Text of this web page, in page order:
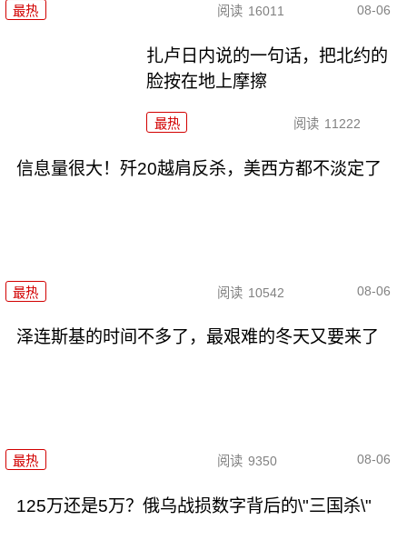
最热 阅读 16011 08-06
扎卢日内说的一句话，把北约的
脸按在地上摩擦
最热 阅读 11222
信息量很大！歼20越肩反杀，美西方都不淡定了
最热 阅读 10542 08-06
泽连斯基的时间不多了，最艰难的冬天又要来了
最热 阅读 9350 08-06
125万还是5万？俄乌战损数字背后的\"三国杀\"